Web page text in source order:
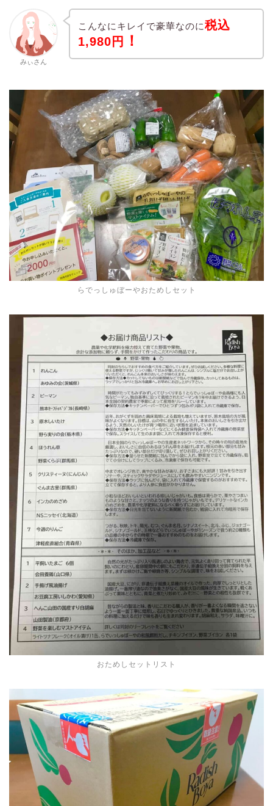
みぃさん
こんなにキレイで豪華なのに税込
1,980円
！
らでっしゅぼーやおためしセット
おためしセットリスト